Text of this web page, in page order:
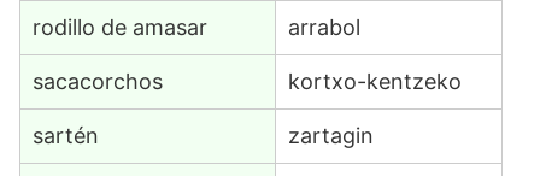
rodillo de amasar arrabol
sacacorchos kortxo-kentzeko
sartén zartagin